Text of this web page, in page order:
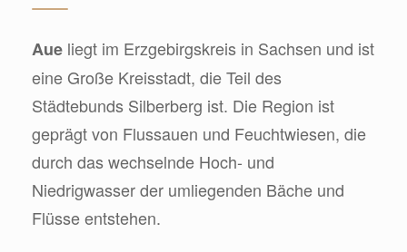
Aue liegt im Erzgebirgskreis in Sachsen und ist
eine Große Kreisstadt, die Teil des
Städtebunds Silberberg ist. Die Region ist
geprägt von Flussauen und Feuchtwiesen, die
durch das wechselnde Hoch- und
Niedrigwasser der umliegenden Bäche und
Flüsse entstehen.